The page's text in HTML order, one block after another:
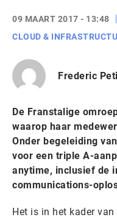
09 MAART 2017 - 13:48
CLOUD &
Frederic
De Franstalige
waarop haar
Onder begeleiding
voor een triple A-
anytime, inclusief de
communications-
Het is in het kader